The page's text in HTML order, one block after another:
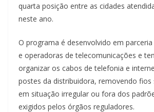
quarta posição entre as cidades
neste ano.
O programa é desenvolvido em
e operadoras de telecomunicações e
organizar os cabos de telefonia e
postes da distribuidora, removendo fios
em situação irregular ou fora dos
exigidos pelos órgãos reguladores.